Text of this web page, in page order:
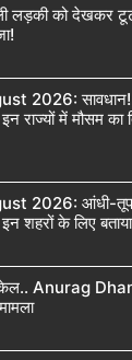
को देखकर
2026: सावधान!
इन राज्यों में मौसम
2026: आंधी-तूफान
शहरों के लिए
Anurag